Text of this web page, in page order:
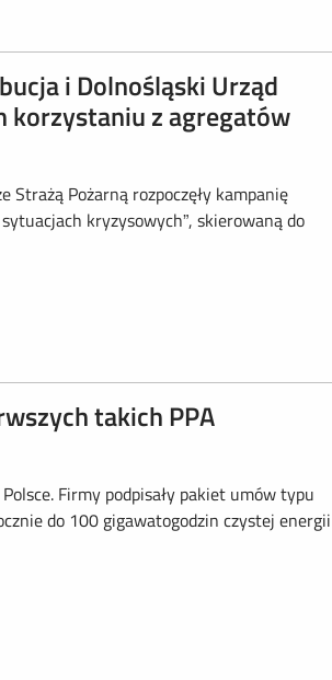
i Dolnośląski Urząd
korzystaniu z agregatów
Strażą Pożarną rozpoczęły kampanię
kryzysowych”, skierowaną do
takich PPA
Firmy podpisały pakiet umów typu
do 100 gigawatogodzin czystej